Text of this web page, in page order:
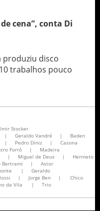
cena”, conta Di
produziu disco
trabalhos pouco
Stocker
| Geraldo Vandré |
Baden
| Pedro Diniz |
Casona
Forró |
Madeira
| Miguel de Deus |
Hermeto
Bertrami |
Astor
|
Geraldo
| Jorge Ben |
Chico
da Vila |
Trio